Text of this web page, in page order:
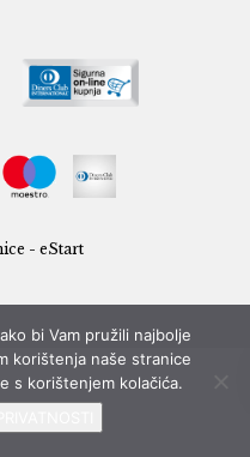
- eStart
bi Vam pružili najbolje
korištenja naše stranice
s korištenjem kolačića.